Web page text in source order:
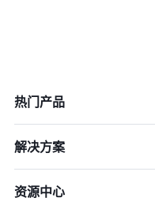
热门产品
解决方案
资源中心